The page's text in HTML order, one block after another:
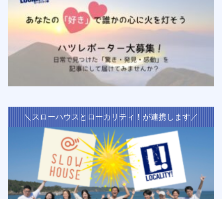
＼スローハウスとローカリティ！が連携します／